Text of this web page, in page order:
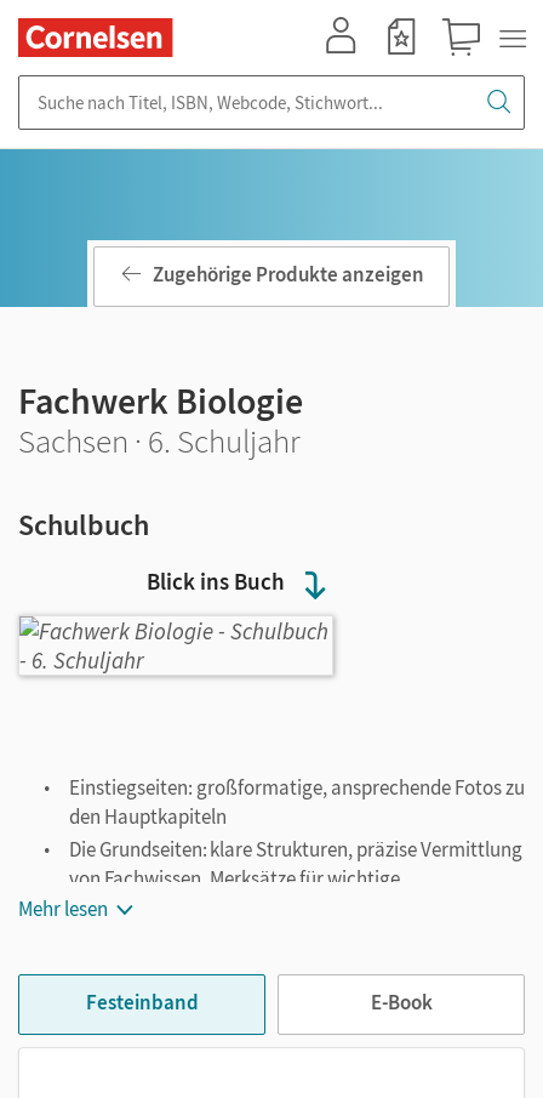
Blick ins Buch
Zugehörige Produkte anzeigen
Fachwerk Biologie
Sachsen · 6. Schuljahr
Schulbuch
Einstiegseiten: großformatige, ansprechende Fotos zu
den Hauptkapiteln
Die Grundseiten: klare Strukturen, präzise Vermittlung
von Fachwissen, Merksätze für wichtige
Zusammenhänge und Definitionen, Aufgaben zum
Praktikum-Seiten: zahlreiche Versuche, die die
Schüler/-innen aktiv einbeziehen
Methodenseiten: wichtige Arbeits- und Fachmethoden
Mehr lesen
Festeinband E-Book